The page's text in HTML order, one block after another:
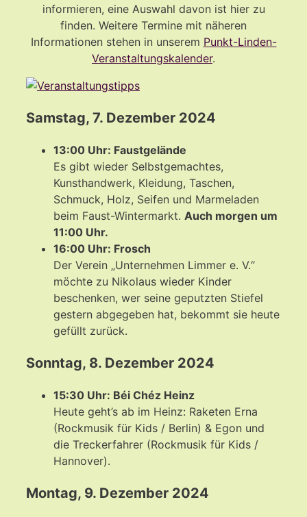
informieren, eine Auswahl davon ist hier zu
finden. Weitere Termine mit näheren
Informationen stehen in unserem Punkt-Linden-
Veranstaltungskalender.
Samstag, 7. Dezember 2024
13:00 Uhr: Faustgelände
Es gibt wieder Selbstgemachtes,
Kunsthandwerk, Kleidung, Taschen,
Schmuck, Holz, Seifen und Marmeladen
beim Faust-Wintermarkt. Auch morgen um
11:00 Uhr.
16:00 Uhr: Frosch
Der Verein „Unternehmen Limmer e. V.“
möchte zu Nikolaus wieder Kinder
beschenken, wer seine geputzten Stiefel
gestern abgegeben hat, bekommt sie heute
gefüllt zurück.
Sonntag, 8. Dezember 2024
15:30 Uhr: Béi Chéz Heinz
Heute geht’s ab im Heinz: Raketen Erna
(Rockmusik für Kids / Berlin) & Egon und
die Treckerfahrer (Rockmusik für Kids /
Hannover).
Montag, 9. Dezember 2024